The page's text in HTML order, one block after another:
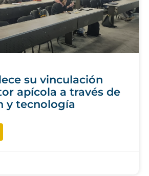
su vinculación
apícola a través de
y tecnología